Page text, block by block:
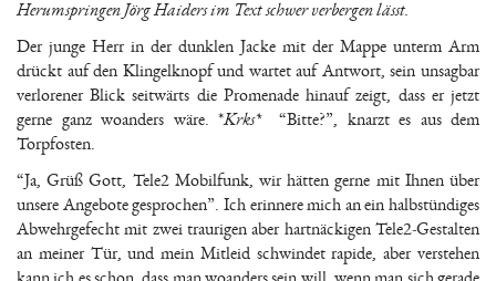
Herumspringen Jörg Haiders im Text schwer verbergen lässt.
Der junge Herr in der dunklen Jacke mit der Mappe unterm Arm
drückt auf den Klingelknopf und wartet auf Antwort, sein unsagbar
verlorener Blick seitwärts die Promenade hinauf zeigt, dass er jetzt
gerne ganz woanders wäre. *Krks*
“Bitte?”, knarzt es aus dem
Torpfosten.
“Ja, Grüß Gott, Tele2 Mobilfunk, wir hätten gerne mit Ihnen über
unsere Angebote gesprochen”. Ich erinnere mich an ein halbstündiges
Abwehrgefecht mit zwei traurigen aber hartnäckigen Tele2-Gestalten
an meiner Tür, und mein Mitleid schwindet rapide, aber verstehen